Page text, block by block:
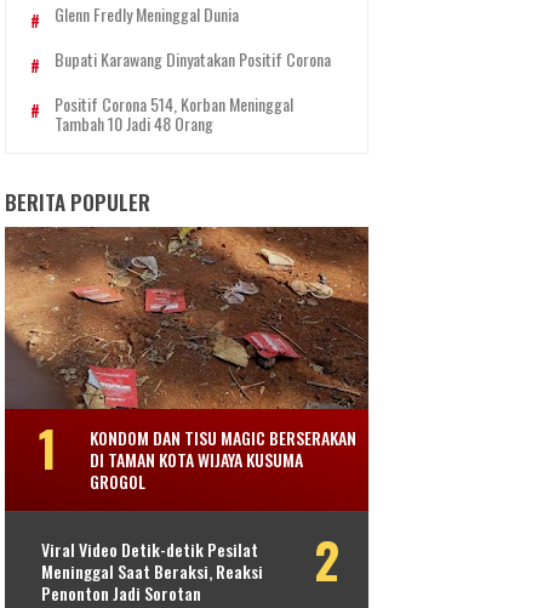
Glenn Fredly Meninggal Dunia
Bupati Karawang Dinyatakan Positif Corona
Positif Corona 514, Korban Meninggal
Tambah 10 Jadi 48 Orang
BERITA POPULER
KONDOM DAN TISU MAGIC BERSERAKAN
DI TAMAN KOTA WIJAYA KUSUMA
GROGOL
Viral Video Detik-detik Pesilat
Meninggal Saat Beraksi, Reaksi
Penonton Jadi Sorotan